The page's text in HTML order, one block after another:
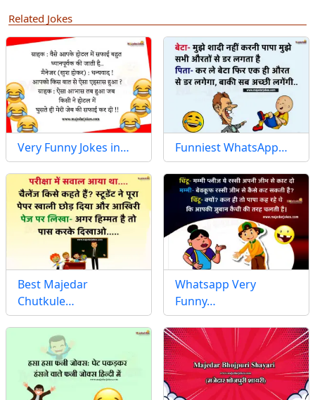
Related Jokes
Very Funny Jokes in… Funniest WhatsApp…
Best Majedar
Chutkule…
Whatsapp Very
Funny…